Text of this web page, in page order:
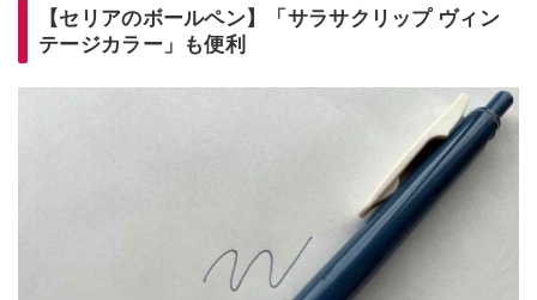
【セリアのボールペン】「サラサクリップ ヴィン
テージカラー」も便利